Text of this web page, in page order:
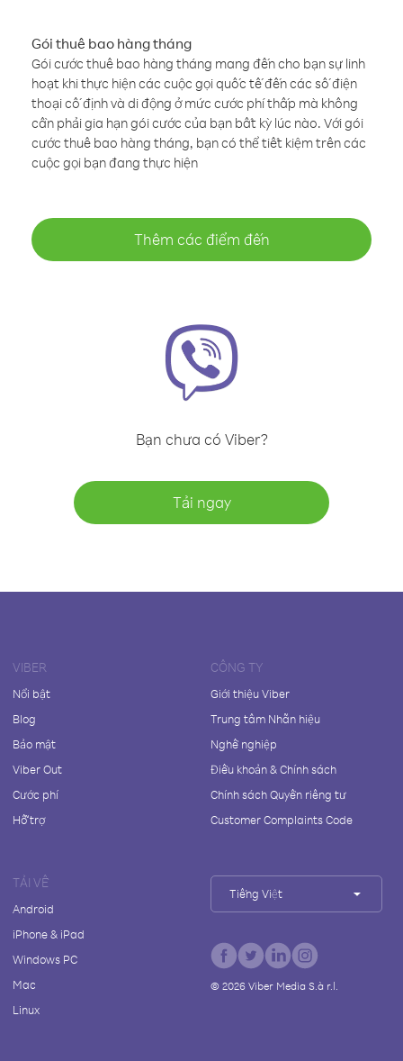
Gói thuê bao hàng tháng
Gói cước thuê bao hàng tháng mang đến cho bạn sự linh
hoạt khi thực hiện các cuộc gọi quốc tế đến các số điện
thoại cố định và di động ở mức cước phí thấp mà không
cần phải gia hạn gói cước của bạn bất kỳ lúc nào. Với gói
cước thuê bao hàng tháng, bạn có thể tiết kiệm trên các
cuộc gọi bạn đang thực hiện
Thêm các điểm đến
Bạn chưa có Viber?
Tải ngay
VIBER
Nổi bật
Blog
Bảo mật
Viber Out
Cước phí
Hỗ trợ
CÔNG TY
Giới thiệu Viber
Trung tâm Nhãn hiệu
Nghề nghiệp
Điều khoản & Chính sách
Chính sách Quyền riêng tư
Customer Complaints Code
TẢI VỀ
Android
iPhone & iPad
Windows PC
Mac
Linux
Tiếng Việt
© 2026Viber Media S.à r.l.